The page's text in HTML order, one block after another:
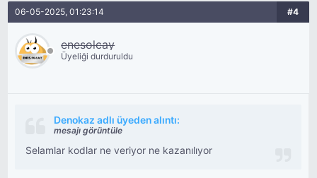
06-05-2025, 01:23:14 #4
enesolcay
Üyeliği durduruldu
Denokaz adlı üyeden alıntı:
mesajı görüntüle
Selamlar kodlar ne veriyor ne kazanılıyor